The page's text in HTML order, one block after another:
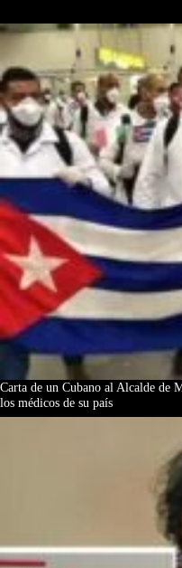
Carta de un Cubano al Alcalde de
los médicos de su país